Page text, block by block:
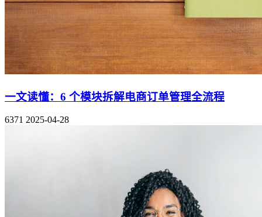
一文读懂：6 个模块拆解电商订单管理全流程
6371 2025-04-28